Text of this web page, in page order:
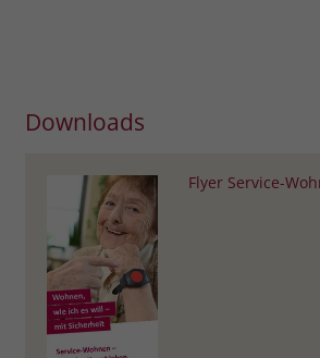
Downloads
Flyer Service-